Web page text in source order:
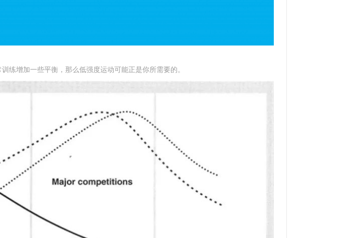
练增加一些平衡，那么低强度运动可能正是你所需要的。